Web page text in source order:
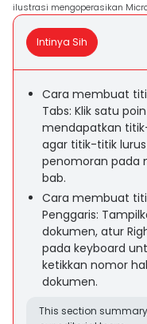
ilustrasi mengoperasikan
Intinya Sih
Cara membuat
Tabs: Klik satu
mendapatkan
agar titik-titik
penomoran pada
bab.
Cara membuat
Penggaris:
dokumen, atur
pada keyboard
ketikkan nomor
dokumen.
This section